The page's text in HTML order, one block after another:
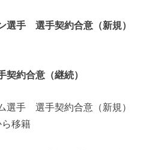
手 選手契約合意（新規）
約合意（継続）
手 選手契約合意（新規）
移籍